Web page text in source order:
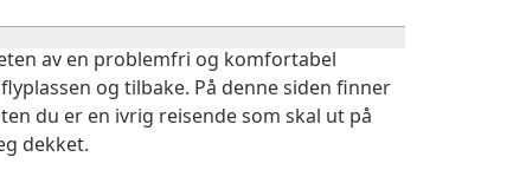
av en problemfri og komfortabel
og tilbake. På denne siden finner
du er en ivrig reisende som skal ut på
dekket.